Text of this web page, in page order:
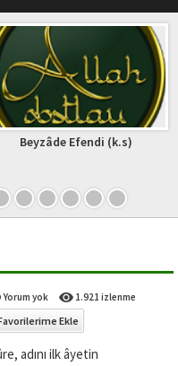
(k.s)
Yorum yok 1.921 izlenme
Ekle
adını ilk âyetin